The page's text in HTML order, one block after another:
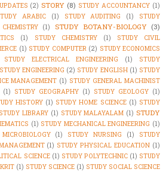
(2) STORY (8) STUDY ACCOUNTANCY (1)
ARABIC (1) STUDY AUDITING (1)
STUDY
(1) STUDY BOTANY-BIOLOGY (3)
(1) STUDY CHEMISTRY (1)
STUDY CIVIL
(1) STUDY COMPUTER (2) STUDY ECONOMICS
STUDY ELECTRICAL ENGINEERING (1)
STUDY
STUDY ENGINEERING (2) STUDY ENGLISH (1) STUDY
MANAGEMENT (1) STUDY GENERAL MACHINIST
(1) STUDY GEOGRAPHY (1) STUDY GEOLOGY (1)
HISTORY (1) STUDY HOME SCIENCE (1) STUDY
STUDY LIBRARY (1) STUDY MALAYALAM (1) STUDY
(1) STUDY MECHANICAL ENGINEERING (1)
(1) STUDY NURSING (1)
STUDY
(1) STUDY PHYSICAL EDUCATION (1)
SCIENCE (1) STUDY POLYTECHNIC (1) STUDY
(1) STUDY SCIENCE (1) STUDY SOCIAL SCIENCE